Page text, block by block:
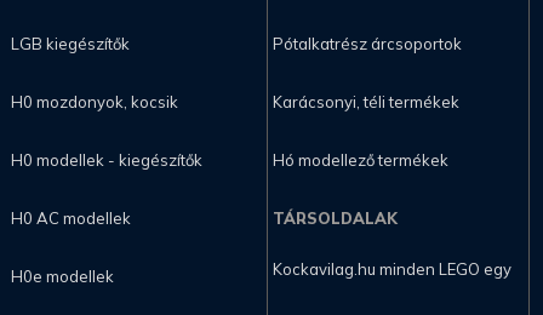
LGB kiegészítők
H0 mozdonyok, kocsik
H0 modellek - kiegészítők
H0 AC modellek
H0e modellek
Pótalkatrész árcsoportok
Karácsonyi, téli termékek
Hó modellező termékek
TÁRSOLDALAK
Kockavilag.hu minden LEGO egy